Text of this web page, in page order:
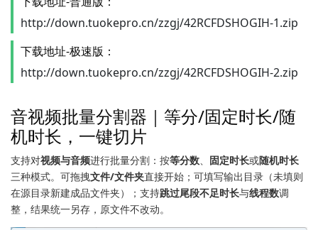
http://down.tuokepro.cn/zzgj/42RCFDSHOGIH-1.zip
下载地址-极速版：
http://down.tuokepro.cn/zzgj/42RCFDSHOGIH-2.zip
音视频批量分割器｜等分/固定时长/随
机时长，一键切片
支持对视频与音频进行批量分割：按等分数、 固定时长或随机时长
三种模式。可拖拽文件/文件夹直接开始；可填写输出目录（未填则
在源目录新建成品文件夹）；支持跳过尾段不足时长与线程数调
整，结果统一另存，原文件不改动。